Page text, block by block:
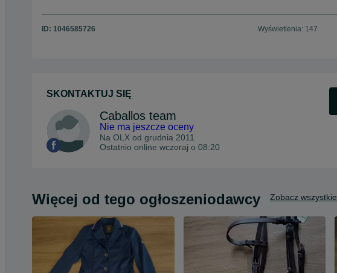
ID: 1046585726 Wyświetlenia: 147
SKONTAKTUJ SIĘ
Caballos team
Nie ma jeszcze oceny
Na OLX od grudnia 2011
Ostatnio online wczoraj o 08:20
Więcej od tego ogłoszeniodawcy Zobacz wszystkie